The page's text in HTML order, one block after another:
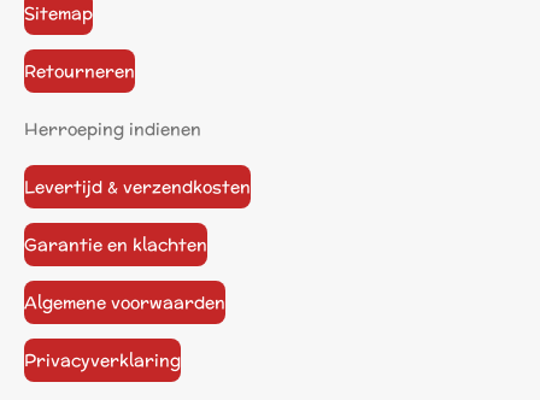
Sitemap
Retourneren
Herroeping indienen
Levertijd & verzendkosten
Garantie en klachten
Algemene voorwaarden
Privacyverklaring